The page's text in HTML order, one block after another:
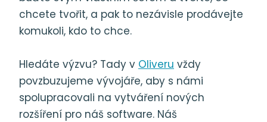
chcete tvořit, a pak to nezávisle prodávejte
komukoli, kdo to chce.
Hledáte výzvu? Tady v Oliveru vždy
povzbuzujeme vývojáře, aby s námi
spolupracovali na vytváření nových
rozšíření pro náš software. Náš